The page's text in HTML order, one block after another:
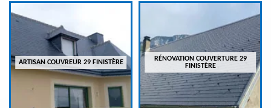
ARTISAN COUVREUR 29 FINISTÈRE
RÉNOVATION COUVERTURE 29
FINISTÈRE